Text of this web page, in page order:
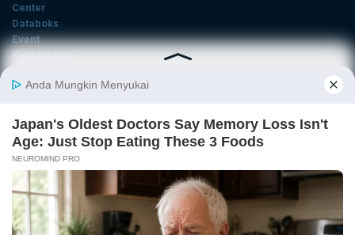
Center
Databoks
Event
KatadataOto
Email
Daftar